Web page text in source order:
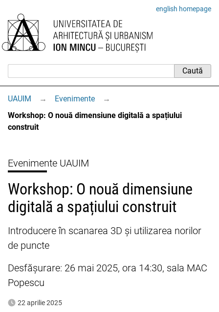
english homepage
UAUIM → Evenimente
→
Workshop: O nouă dimensiune digitală a spațiului
construit
Evenimente UAUIM
Workshop: O nouă dimensiune
digitală a spațiului construit
Introducere în scanarea 3D și utilizarea norilor
de puncte
Desfășurare: 26 mai 2025, ora 14:30, sala MAC
Popescu
22 aprilie 2025